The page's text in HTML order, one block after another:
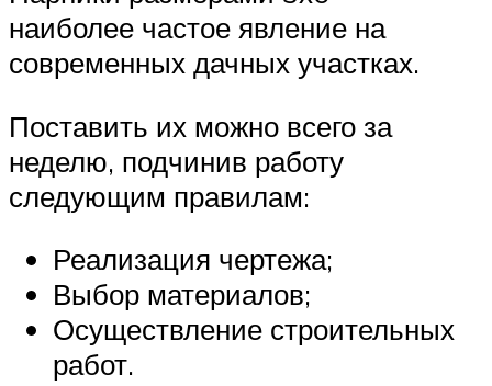
наиболее частое явление на
современных дачных участках.
Поставить их можно всего за
неделю, подчинив работу
следующим правилам:
Реализация чертежа;
Выбор материалов;
Осуществление строительных
работ.